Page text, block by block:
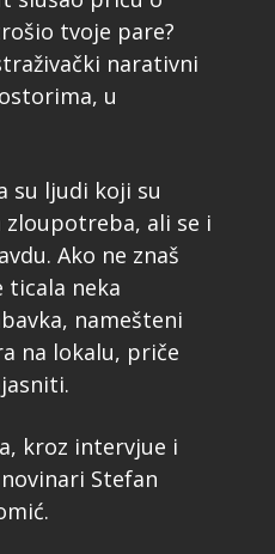
tvoje pare?
narativni
u
su ljudi koji su
ali se i
Ako ne znaš
ticala neka
namešteni
na lokalu, priče
kroz intervjue i
Stefan